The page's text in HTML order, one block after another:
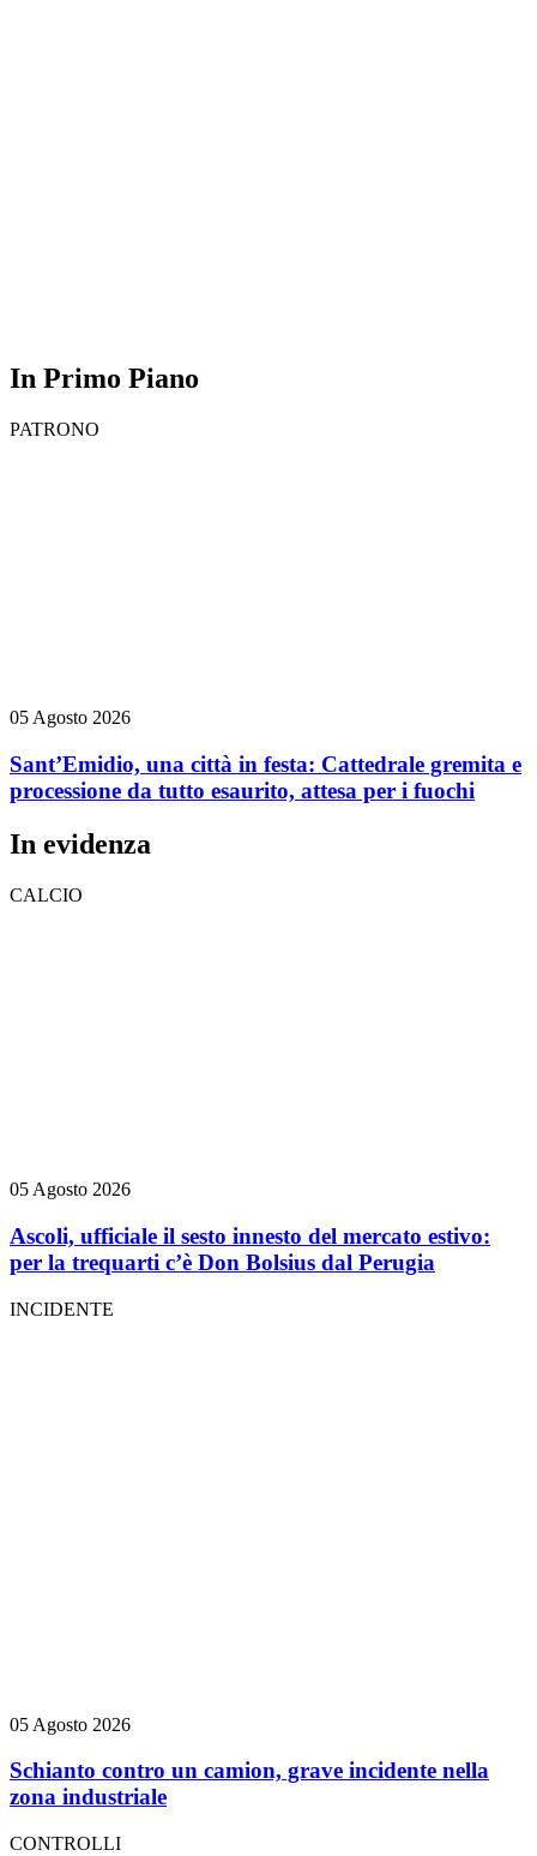
In Primo Piano
PATRONO
05 Agosto 2026
Sant’Emidio, una città in festa: Cattedrale gremita e
processione da tutto esaurito, attesa per i fuochi
In evidenza
CALCIO
05 Agosto 2026
Ascoli, ufficiale il sesto innesto del mercato estivo:
per la trequarti c’è Don Bolsius dal Perugia
INCIDENTE
05 Agosto 2026
Schianto contro un camion, grave incidente nella
zona industriale
CONTROLLI